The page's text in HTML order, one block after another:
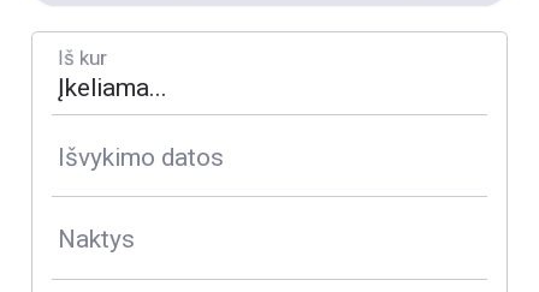
Iš kur
Išvykimo datos
Naktys